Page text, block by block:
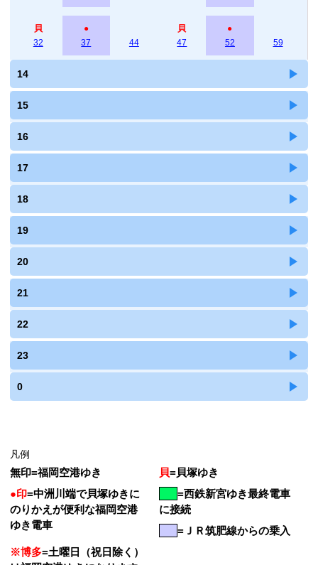
貝
32
●
37
44
貝
47
●
52
59
14
15
16
17
18
19
20
21
22
23
0
凡例
無印=福岡空港ゆき 貝=貝塚ゆき
●印=中洲川端で貝塚ゆきに
のりかえが便利な福岡空港
ゆき電車
=西鉄新宮ゆき最終電車
に接続
=ＪＲ筑肥線からの乗入
※博多=土曜日（祝日除く）